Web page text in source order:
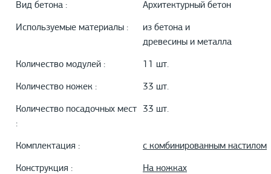
Вид бетона : Архитектурный бетон
Используемые материалы :
из бетона и
древесины и металла
Количество модулей : 11 шт.
Количество ножек : 33 шт.
Количество посадочных мест
:
33 шт.
Комплектация : с комбинированным настилом
Конструкция : На ножках